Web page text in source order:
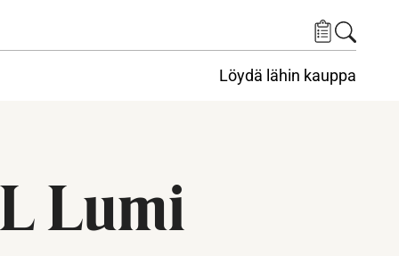
Löydä lähin kauppa
Lumi